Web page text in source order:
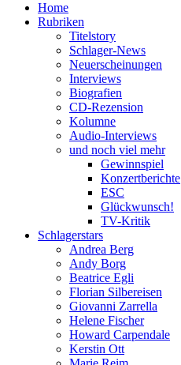
Home
Rubriken
Titelstory
Schlager-News
Neuerscheinungen
Interviews
Biografien
CD-Rezension
Kolumne
Audio-Interviews
und noch viel mehr
Gewinnspiel
Konzertberichte
ESC
Glückwunsch!
TV-Kritik
Schlagerstars
Andrea Berg
Andy Borg
Beatrice Egli
Florian Silbereisen
Giovanni Zarrella
Helene Fischer
Howard Carpendale
Kerstin Ott